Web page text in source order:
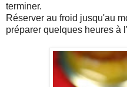
terminer.
Réserver au froid jusqu'au
préparer quelques heures à